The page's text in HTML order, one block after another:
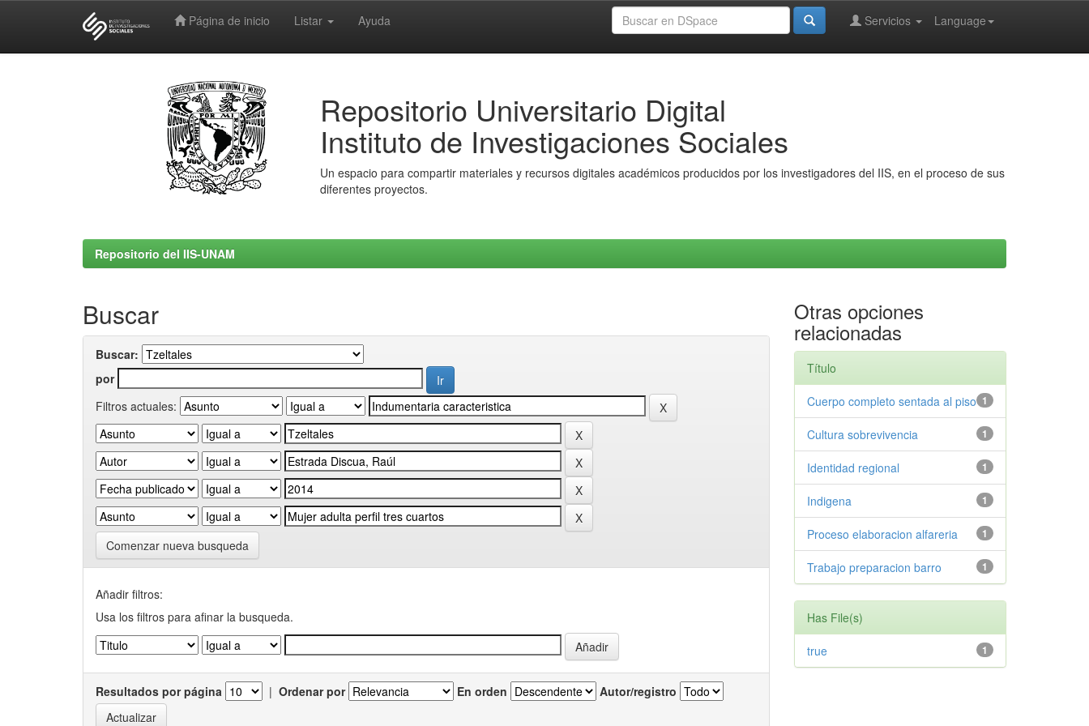
Página de inicio Listar Ayuda Language
Servicios
Repositorio Universitario Digital
Instituto de Investigaciones Sociales
Un espacio para compartir materiales y recursos digitales académicos producidos por los investigadores del IIS, en el proceso de sus
diferentes proyectos.
Repositorio del IIS-UNAM
Buscar
Buscar:
por
Filtros actuales:
Comenzar nueva busqueda
Añadir filtros:
Usa los filtros para afinar la busqueda.
Resultados por página | Ordenar por En orden Autor/registro
Otras opciones
relacionadas
Título
1
Cuerpo completo sentada al piso
1
Cultura sobrevivencia
1
Identidad regional
1
Indigena
1
Proceso elaboracion alfareria
1
Trabajo preparacion barro
Has File(s)
1
true